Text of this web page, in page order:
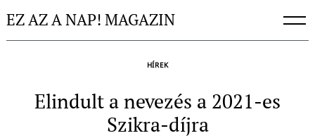
toEZ AZ A NAP! MAGAZIN
HÍREK
Elindult a nevezés a 2021-es
Szikra-díjra